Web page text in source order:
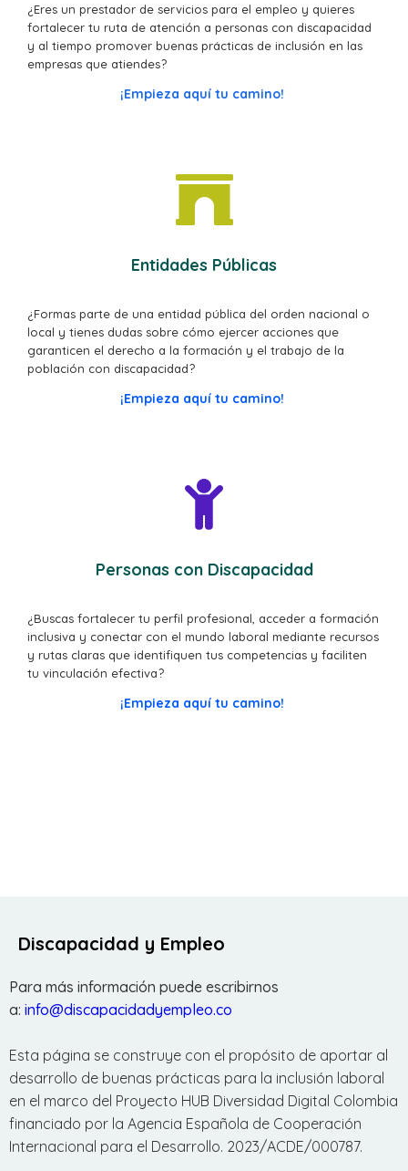
¿Eres un prestador de servicios para el empleo y quieres
fortalecer tu ruta de atención a personas con discapacidad
y al tiempo promover buenas prácticas de inclusión en las
empresas que atiendes?
¡Empieza aquí tu camino!
Entidades Públicas
¿Formas parte de una entidad pública del orden nacional o
local y tienes dudas sobre cómo ejercer acciones que
garanticen el derecho a la formación y el trabajo de la
población con discapacidad?
¡Empieza aquí tu camino!
Personas con Discapacidad
¿Buscas fortalecer tu perfil profesional, acceder a formación
inclusiva y conectar con el mundo laboral mediante recursos
y rutas claras que identifiquen tus competencias y faciliten
tu vinculación efectiva?
¡Empieza aquí tu camino!
Discapacidad y Empleo
Para más información puede escribirnos
a: info@discapacidadyempleo.co
Esta página se construye con el propósito de aportar al
desarrollo de buenas prácticas para la inclusión laboral
en el marco del Proyecto HUB Diversidad Digital Colombia
financiado por la Agencia Española de Cooperación
Internacional para el Desarrollo. 2023/ACDE/000787.